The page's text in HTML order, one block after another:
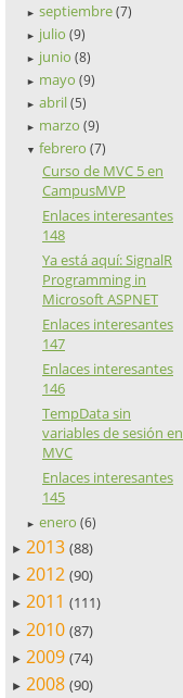
► septiembre (7)
► julio (9)
► junio (8)
► mayo (9)
► abril (5)
► marzo (9)
▼ febrero (7)
Curso de MVC 5 en
CampusMVP
Enlaces interesantes
148
Ya está aquí: SignalR
Programming in
Microsoft ASPNET
Enlaces interesantes
147
Enlaces interesantes
146
TempData sin
variables de sesión en
MVC
Enlaces interesantes
145
► enero (6)
► 2013 (88)
► 2012 (90)
► 2011 (111)
► 2010 (87)
► 2009 (74)
► 2008 (90)